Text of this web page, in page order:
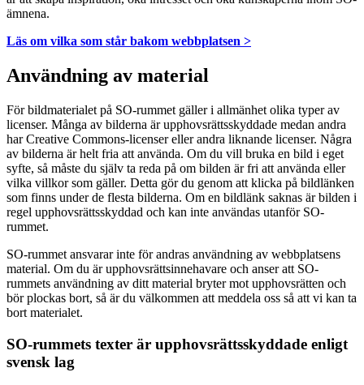
ämnena.
Läs om vilka som står bakom webbplatsen >
Användning av material
För bildmaterialet på SO-rummet gäller i allmänhet olika typer av
licenser. Många av bilderna är upphovsrättsskyddade medan andra
har Creative Commons-licenser eller andra liknande licenser. Några
av bilderna är helt fria att använda. Om du vill bruka en bild i eget
syfte, så måste du själv ta reda på om bilden är fri att använda eller
vilka villkor som gäller. Detta gör du genom att klicka på bildlänken
som finns under de flesta bilderna. Om en bildlänk saknas är bilden i
regel upphovsrättsskyddad och kan inte användas utanför SO-
rummet.
SO-rummet ansvarar inte för andras användning av webbplatsens
material. Om du är upphovsrättsinnehavare och anser att SO-
rummets användning av ditt material bryter mot upphovsrätten och
bör plockas bort, så är du välkommen att meddela oss så att vi kan ta
bort materialet.
SO-rummets texter är upphovsrättsskyddade enligt
svensk lag